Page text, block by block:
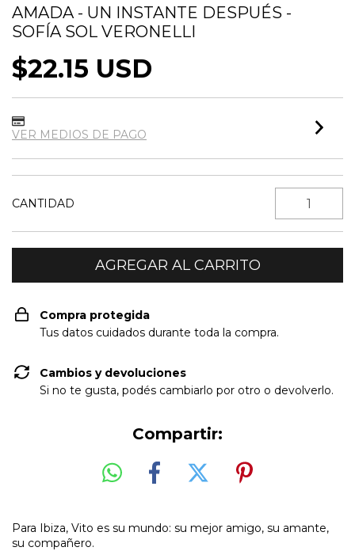
AMADA - UN INSTANTE DESPUÉS -
SOFÍA SOL VERONELLI
$22.15 USD
VER MEDIOS DE PAGO
CANTIDAD
Compra protegida
Tus datos cuidados durante toda la compra.
Cambios y devoluciones
Si no te gusta, podés cambiarlo por otro o devolverlo.
Compartir:
Para Ibiza, Vito es su mundo: su mejor amigo, su amante,
su compañero.